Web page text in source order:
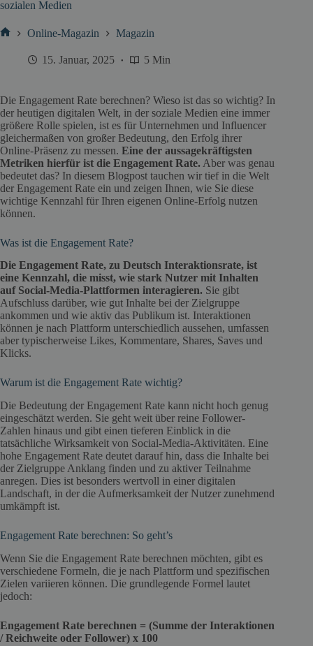
sozialen Medien
Online-Magazin Magazin
15. Januar, 2025 5 Min
Die Engagement Rate berechnen? Wieso ist das so wichtig? In
der heutigen digitalen Welt, in der soziale Medien eine immer
größere Rolle spielen, ist es für Unternehmen und Influencer
gleichermaßen von großer Bedeutung, den Erfolg ihrer
Online-Präsenz zu messen. Eine der aussagekräftigsten
Metriken hierfür ist die Engagement Rate. Aber was genau
bedeutet das? In diesem Blogpost tauchen wir tief in die Welt
der Engagement Rate ein und zeigen Ihnen, wie Sie diese
wichtige Kennzahl für Ihren eigenen Online-Erfolg nutzen
können.
Was ist die Engagement Rate?
Die Engagement Rate, zu Deutsch Interaktionsrate, ist
eine Kennzahl, die misst, wie stark Nutzer mit Inhalten
auf Social-Media-Plattformen interagieren. Sie gibt
Aufschluss darüber, wie gut Inhalte bei der Zielgruppe
ankommen und wie aktiv das Publikum ist. Interaktionen
können je nach Plattform unterschiedlich aussehen, umfassen
aber typischerweise Likes, Kommentare, Shares, Saves und
Klicks.
Warum ist die Engagement Rate wichtig?
Die Bedeutung der Engagement Rate kann nicht hoch genug
eingeschätzt werden. Sie geht weit über reine Follower-
Zahlen hinaus und gibt einen tieferen Einblick in die
tatsächliche Wirksamkeit von Social-Media-Aktivitäten. Eine
hohe Engagement Rate deutet darauf hin, dass die Inhalte bei
der Zielgruppe Anklang finden und zu aktiver Teilnahme
anregen. Dies ist besonders wertvoll in einer digitalen
Landschaft, in der die Aufmerksamkeit der Nutzer zunehmend
umkämpft ist.
Engagement Rate berechnen: So geht’s
Wenn Sie die Engagement Rate berechnen möchten, gibt es
verschiedene Formeln, die je nach Plattform und spezifischen
Zielen variieren können. Die grundlegende Formel lautet
jedoch:
Engagement Rate berechnen = (Summe der Interaktionen
/ Reichweite oder Follower) x 100